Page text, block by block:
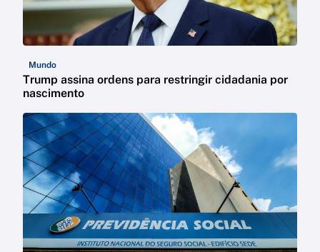
Mundo
Trump assina ordens para restringir cidadania por
nascimento